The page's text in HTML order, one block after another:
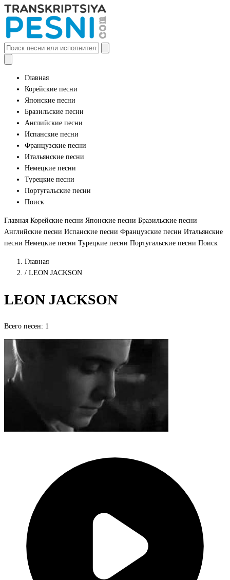
Главная
Корейские песни
Японские песни
Бразильские песни
Английские песни
Испанские песни
Французские песни
Итальянские песни
Немецкие песни
Турецкие песни
Португальские песни
Поиск
Главная Корейские песни Японские песни Бразильские песни
Английские песни Испанские песни Французские песни Итальянские
песни Немецкие песни Турецкие песни Португальские песни Поиск
Главная
/ LEON JACKSON
LEON JACKSON
Всего песен: 1